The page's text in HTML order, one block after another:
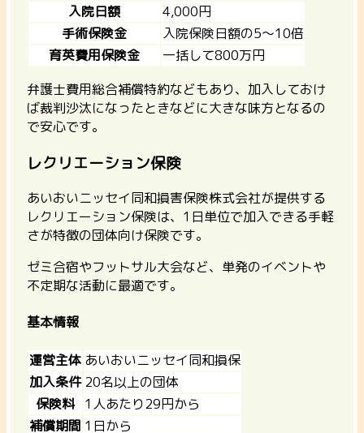
入院日額
4,000円
手術保険金
入院保険日額の5～10倍
育英費用保険金
一括して800万円
弁護士費用総合補償特約などもあり、加入しておけ
ば裁判沙汰になったときなどに大きな味方となるの
で安心です。
レクリエーション保険
あいおいニッセイ同和損害保険株式会社が提供する
レクリエーション保険は、 1日単位で加入できる手軽
さが特徴の団体向け保険です。
ゼミ合宿やフットサル大会など、単発のイベントや
不定期な活動に最適です。
基本情報
運営主体 あいおいニッセイ同和損保
加入条件 20名以上の団体
保険料 1人あたり29円から
補償期間 1日から